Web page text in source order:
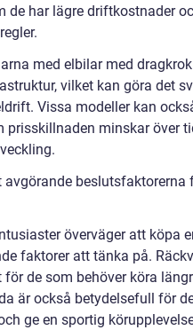
de har lägre driftkostnader
med elbilar med
vilket kan göra det
Vissa modeller kan
prisskillnaden minskar över
avgörande
överväger att köpa
faktorer att tänka på.
för de som behöver köra
är också betydelsefull för
ge en sportig